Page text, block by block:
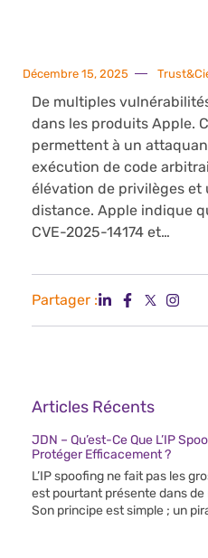
Décembre 15, 2025
De multiples
dans les produits Apple.
permettent à un
exécution de code
élévation de privilèges et
distance. Apple indique
CVE-2025-14174 et…
Partager :
Articles Récents
JDN – Qu’est-Ce Que L’IP
Protéger Efficacement ?
L’IP spoofing ne fait pas les
est pourtant présente dans
Son principe est simple ; un